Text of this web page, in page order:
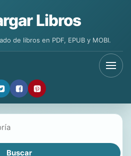
Libros
de libros en PDF, EPUB y MOBI.